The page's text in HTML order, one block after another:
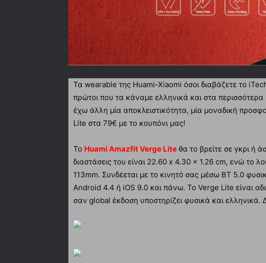
Τα wearable της Huami-Xiaomi όσοι διαβάζετε το
πρώτοι που τα κάναμε ελληνικά και στα περισσότερα
έχω άλλη μία αποκλειστικότητα, μία μοναδική
Lite στα 79€ με το κουπόνι μας!
Το Huami Amazfit Verge Lite θα το βρείτε σε γκρι ή
διαστάσεις του είναι 22.60 x 4.30 x 1.26 cm, ενώ το
113mm. Συνδέεται με το κινητό σας μέσω ΒΤ 5.0
Android 4.4 ή iOS 9.0 και πάνω. Το Verge Lite είναι
σαν global έκδοση υποστηρίζει φυσικά και